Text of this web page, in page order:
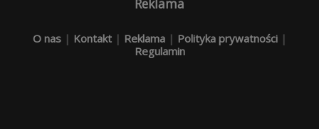
Reklama
O nas| Kontakt| Reklama| Polityka prywatności|
Regulamin